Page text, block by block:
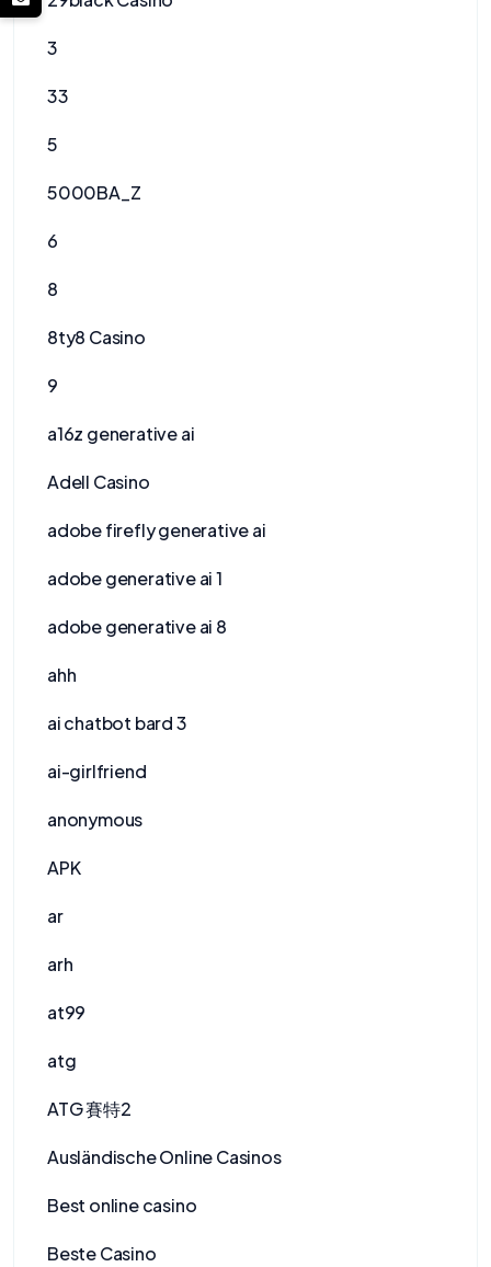
3
33
5
5000BA_Z
6
8
8ty8 Casino
9
a16z generative ai
Adell Casino
adobe firefly generative ai
adobe generative ai 1
adobe generative ai 8
ahh
ai chatbot bard 3
ai-girlfriend
anonymous
APK
ar
arh
at99
atg
ATG 賽特2
Ausländische Online Casinos
Best online casino
Beste Casino